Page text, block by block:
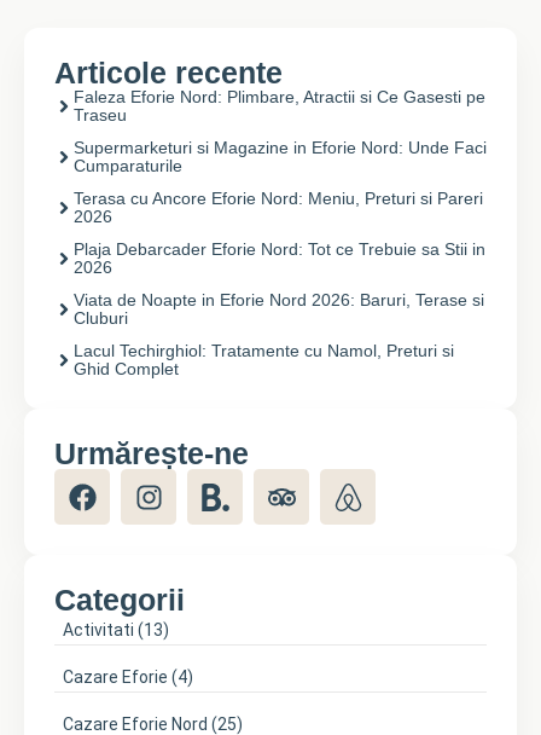
Articole recente
Faleza Eforie Nord: Plimbare, Atractii si Ce Gasesti pe
Traseu
Supermarketuri si Magazine in Eforie Nord: Unde Faci
Cumparaturile
Terasa cu Ancore Eforie Nord: Meniu, Preturi si Pareri
2026
Plaja Debarcader Eforie Nord: Tot ce Trebuie sa Stii in
2026
Viata de Noapte in Eforie Nord 2026: Baruri, Terase si
Cluburi
Lacul Techirghiol: Tratamente cu Namol, Preturi si
Ghid Complet
Urmărește-ne
Categorii
Activitati (13)
Cazare Eforie (4)
Cazare Eforie Nord (25)